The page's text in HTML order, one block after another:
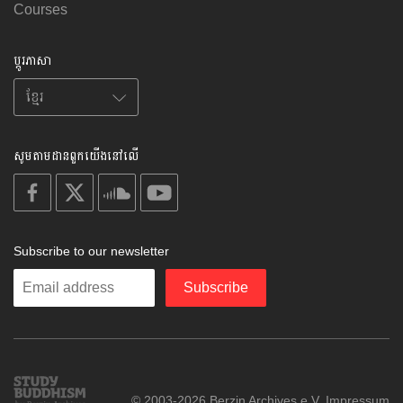
Courses
ប្តូរភាសា
សូមតាមដានពួកយើងនៅលើ
on
facebook
on on
soundcloud
on
Subscribe to our newsletter
Enter
Subscribe
Study